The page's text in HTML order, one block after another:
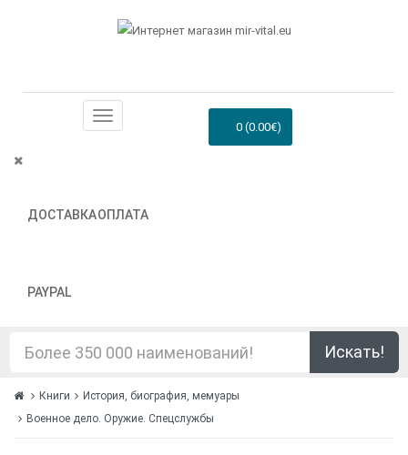
ДОСТАВКАОПЛАТА
PAYPAL
0 (0.00€)
Искать!
Книги
История, биография, мемуары
Военное дело. Оружие. Спецслужбы